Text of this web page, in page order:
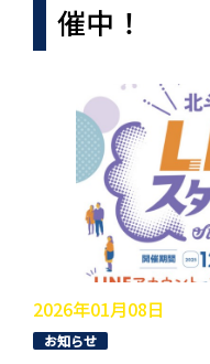
催中！
2026年01月08日
お知らせ